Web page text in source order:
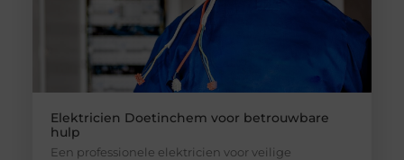
Elektricien Doetinchem voor betrouwbare
hulp
Een professionele elektricien voor veilige